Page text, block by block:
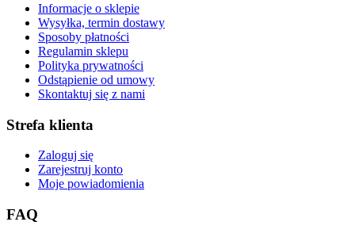
Informacje o sklepie
Wysyłka, termin dostawy
Sposoby płatności
Regulamin sklepu
Polityka prywatności
Odstąpienie od umowy
Skontaktuj się z nami
Strefa klienta
Zaloguj się
Zarejestruj konto
Moje powiadomienia
FAQ